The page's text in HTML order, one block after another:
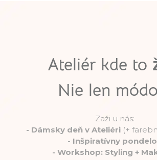
Ateliér kde to
Nie len
Zaži u nás:
- Dámsky deň v Ateliéri (+
- Inšpiratívny
- Workshop: Styling +